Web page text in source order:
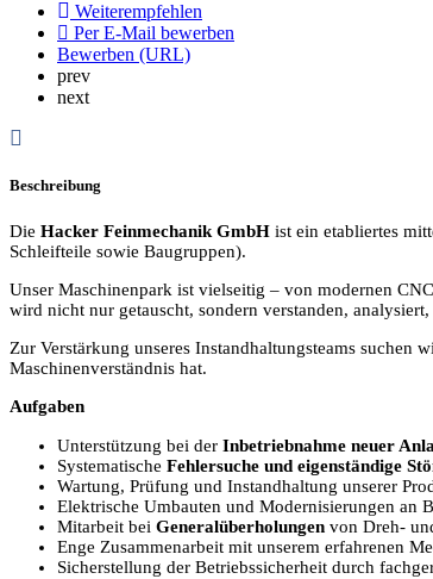
Weiterempfehlen
Per E-Mail bewerben
Bewerben (URL)
prev
next
Beschreibung
Die Hacker Feinmechanik GmbH ist ein etabliertes
Schleifteile sowie Baugruppen).
Unser Maschinenpark ist vielseitig – von modernen
wird nicht nur getauscht, sondern verstanden,
Zur Verstärkung unseres Instandhaltungsteams suchen
Maschinenverständnis hat.
Aufgaben
Unterstützung bei der Inbetriebnahme neuer
Systematische Fehlersuche und eigenständige
Wartung, Prüfung und Instandhaltung unserer
Elektrische Umbauten und Modernisierungen an
Mitarbeit bei Generalüberholungen von Dreh-
Enge Zusammenarbeit mit unserem erfahrenen
Sicherstellung der Betriebssicherheit durch